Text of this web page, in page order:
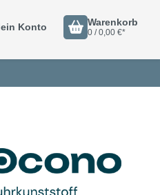
Konto Warenkorb
0 / 0,00 €*